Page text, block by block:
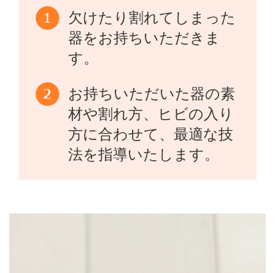
欠けたり割れてしまった
器をお持ちいただきま
す。
お持ちいただいた器の素
材や割れ方、ヒビの入り
方に合わせて、最適な技
法を指導いたします。